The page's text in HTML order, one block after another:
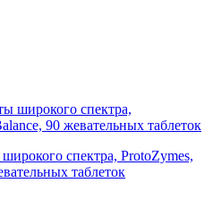
спектра, ProtoZymes,
таблеток